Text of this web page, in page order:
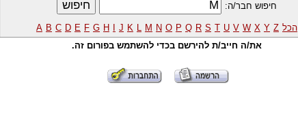
חיפוש חבר/ה:
הכל A B C D E F G H J K L M N O P Q R S T U V W X Y Z
את/ה חייב/ת להירשם בכדי להשתמש בפורום זה.